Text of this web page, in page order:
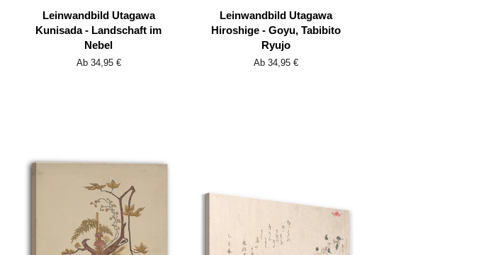
Leinwandbild Utagawa
Kunisada - Landschaft im
Nebel
Ab 34,95 €
Leinwandbild Utagawa
Hiroshige - Goyu, Tabibito
Ryujo
Ab 34,95 €